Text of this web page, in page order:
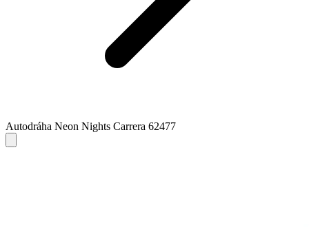
Autodráha Neon Nights Carrera 62477